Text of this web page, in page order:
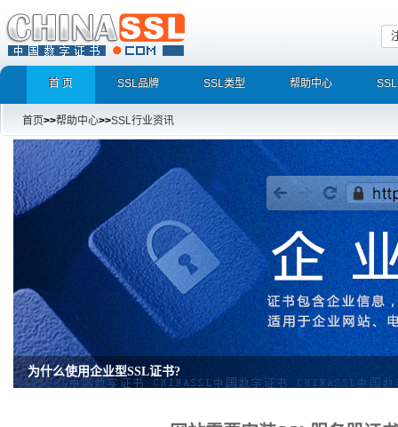
首 页 SSL品牌 SSL类型 帮助中心
首页>>帮助中心>>SSL行业资讯
为什么使用企业型SSL证书?